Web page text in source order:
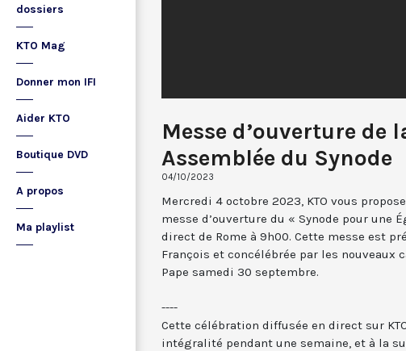
dossiers
KTO Mag
Donner mon IFI
Aider KTO
Boutique DVD
A propos
Ma playlist
Messe d’ouverture de
Assemblée du Synode
04/10/2023
Mercredi 4 octobre 2023, KTO vous
messe d’ouverture du « Synode pour une
direct de Rome à 9h00. Cette messe est
François et concélébrée par les nouveaux
Pape samedi 30 septembre.
----
Cette célébration diffusée en direct sur
intégralité pendant une semaine, et à la